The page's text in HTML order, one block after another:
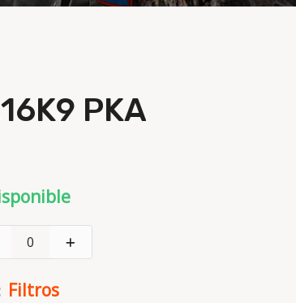
PKA
Filtros